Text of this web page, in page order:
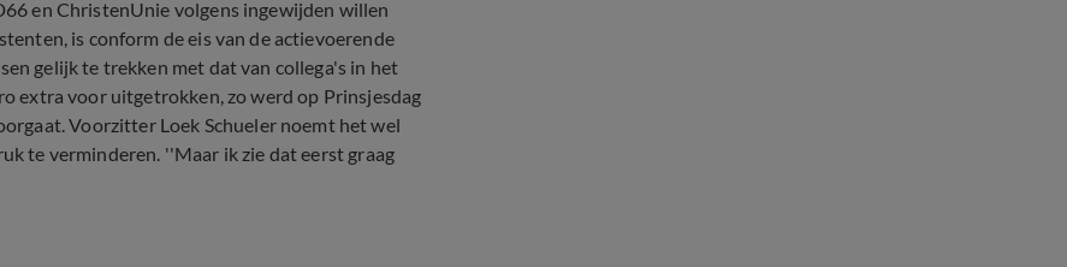
en ChristenUnie volgens ingewijden willen
is conform de eis van de actievoerende
gelijk te trekken met dat van collega's in het
extra voor uitgetrokken, zo werd op Prinsjesdag
Voorzitter Loek Schueler noemt het wel
te verminderen. ''Maar ik zie dat eerst graag